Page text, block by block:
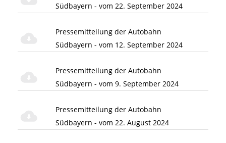
Südbayern - vom 22. September 2024
Pressemitteilung der Autobahn
Südbayern - vom 12. September 2024
Pressemitteilung der Autobahn
Südbayern - vom 9. September 2024
Pressemitteilung der Autobahn
Südbayern - vom 22. August 2024